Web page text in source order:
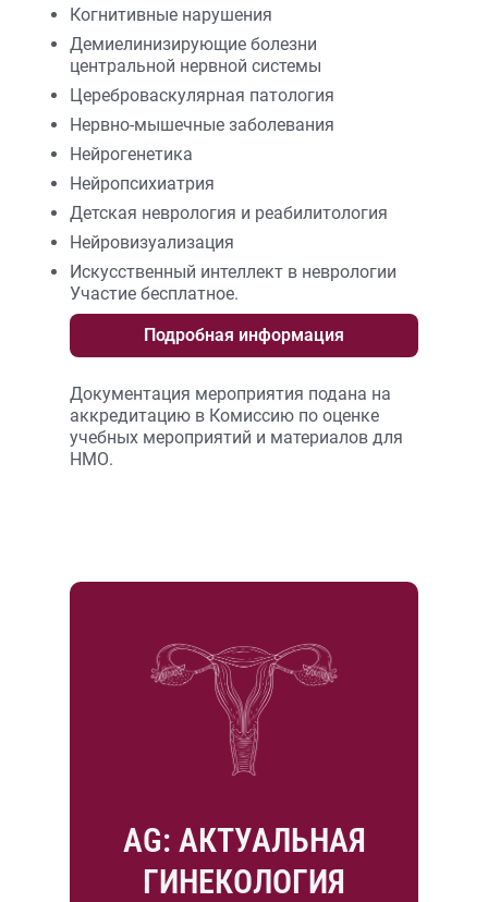
Когнитивные нарушения
Демиелинизирующие болезни
центральной нервной системы
Цереброваскулярная патология
Нервно-мышечные заболевания
Нейрогенетика
Нейропсихиатрия
Детская неврология и реабилитология
Нейровизуализация
Искусственный интеллект в неврологии
Участие бесплатное.
Подробная информация
Документация мероприятия подана на
аккредитацию в Комиссию по оценке
учебных мероприятий и материалов для
НМО.
AG: АКТУАЛЬНАЯ
ГИНЕКОЛОГИЯ